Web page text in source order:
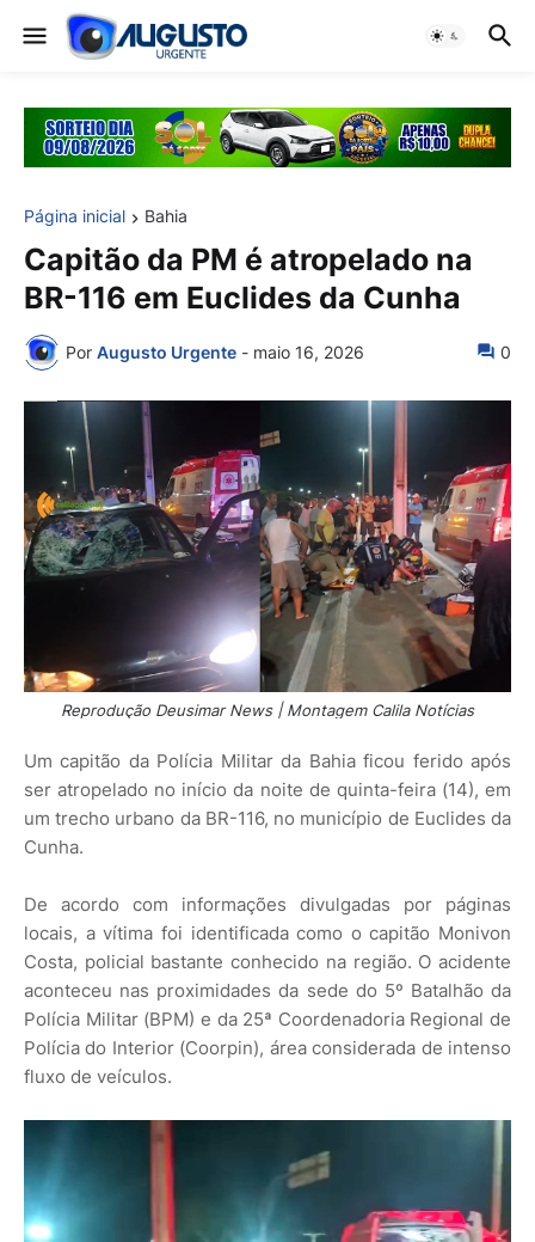
Página inicial Bahia
Capitão da PM é atropelado na
BR-116 em Euclides da Cunha
Por Augusto Urgente - maio 16, 2026 0
Reprodução Deusimar News | Montagem Calila Notícias
Um capitão da Polícia Militar da Bahia ficou ferido após
ser atropelado no início da noite de quinta-feira (14), em
um trecho urbano da BR-116, no município de Euclides da
Cunha.
De acordo com informações divulgadas por páginas
locais, a vítima foi identificada como o capitão Monivon
Costa, policial bastante conhecido na região. O acidente
aconteceu nas proximidades da sede do 5º Batalhão da
Polícia Militar (BPM) e da 25ª Coordenadoria Regional de
Polícia do Interior (Coorpin), área considerada de intenso
fluxo de veículos.